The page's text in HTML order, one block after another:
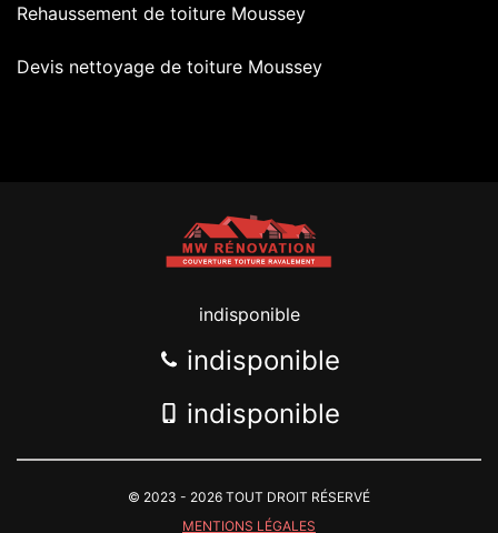
Rehaussement de toiture Moussey
Devis nettoyage de toiture Moussey
indisponible
indisponible
indisponible
© 2023 - 2026 TOUT DROIT RÉSERVÉ
MENTIONS LÉGALES